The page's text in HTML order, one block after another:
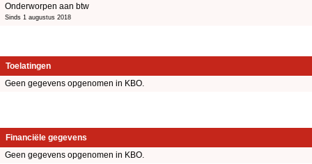
Onderworpen aan btw
Sinds 1 augustus 2018
Toelatingen
Geen gegevens opgenomen in KBO.
Financiële gegevens
Geen gegevens opgenomen in KBO.